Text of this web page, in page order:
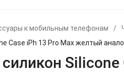
к мобильным телефонам /
Case iPh 13 Pro Max желтый